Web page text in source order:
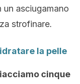
un asciugamano
strofinare.
la pelle
cinque